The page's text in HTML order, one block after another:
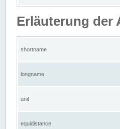
Erläuterung der
shortname
longname
unit
equidistance